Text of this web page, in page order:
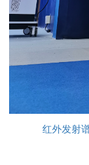
红外发射